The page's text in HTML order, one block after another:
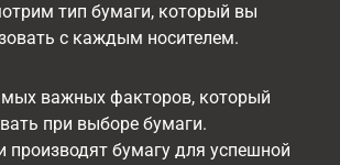
тип бумаги, который вы
с каждым носителем.
важных факторов, который
при выборе бумаги.
производят бумагу для успешной